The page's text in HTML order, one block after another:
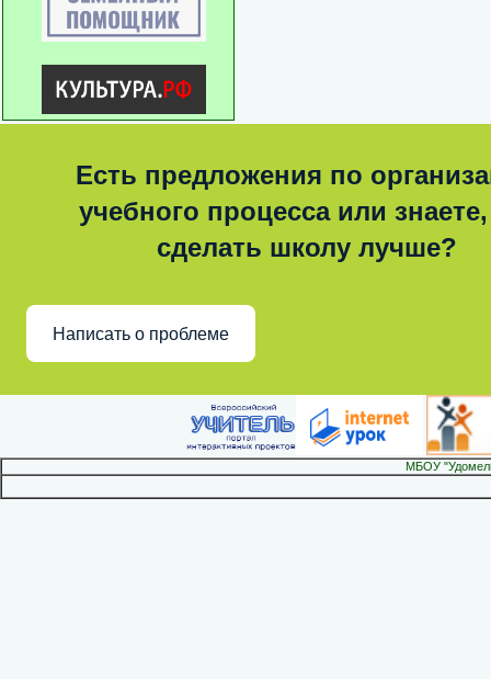
Есть предложения по
учебного процесса или знаете,
сделать школу лучше?
Написать о проблеме
МБОУ